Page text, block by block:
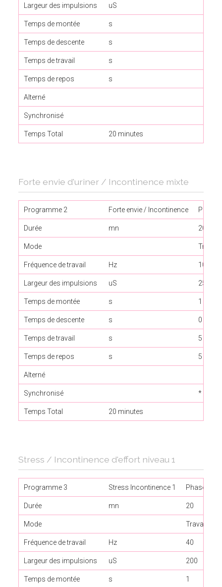
Largeur des impulsions uS
Temps de montée s
Temps de descente s
Temps de travail s
Temps de repos s
Alterné
Synchronisé
Temps Total 20 minutes
Forte envie d'uriner / Incontinence mixte
Programme 2 Forte envie / Incontinence Phase
Durée mn 20
Mode Travail
Fréquence de travail Hz 10
Largeur des impulsions uS 250
Temps de montée s 1
Temps de descente s 0
Temps de travail s 5
Temps de repos s 5
Alterné
Synchronisé *
Temps Total 20 minutes
Stress / Incontinence d'effort niveau 1
Programme 3 Stress Incontinence 1 Phase 1
Durée mn 20
Mode Travail /
Fréquence de travail Hz 40
Largeur des impulsions uS 200
Temps de montée s 1